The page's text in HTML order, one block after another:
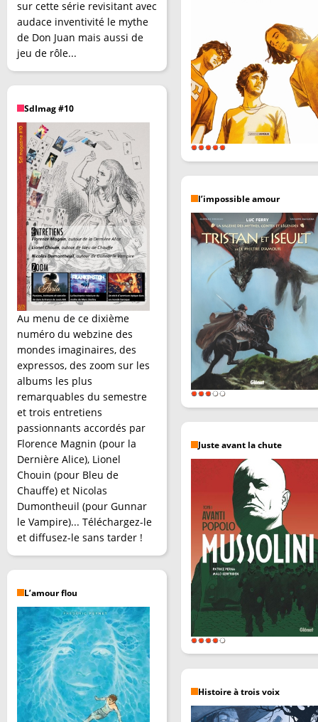
sur cette série revisitant avec
audace inventivité le mythe
de Don Juan mais aussi de
jeu de rôle...
SdImag #10
Au menu de ce dixième
numéro du webzine des
mondes imaginaires, des
expressos, des zoom sur les
albums les plus
remarquables du semestre
et trois entretiens
passionnants accordés par
Florence Magnin (pour la
Dernière Alice), Lionel
Chouin (pour Bleu de
Chauffe) et Nicolas
Dumontheuil (pour Gunnar
le Vampire)... Téléchargez-le
et diffusez-le sans tarder !
L’amour flou
l’impossible amour
Juste avant la chute
Histoire à trois voix